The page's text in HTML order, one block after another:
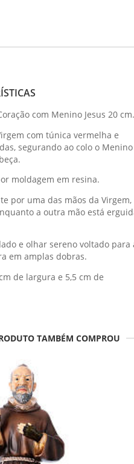
com Menino Jesus 20 cm.
com túnica vermelha e
segurando ao colo o Menino
moldagem em resina.
por uma das mãos da Virgem,
a outra mão está
e olhar sereno voltado para
em amplas dobras.
de largura e 5,5 cm de
TAMBÉM COMPROU